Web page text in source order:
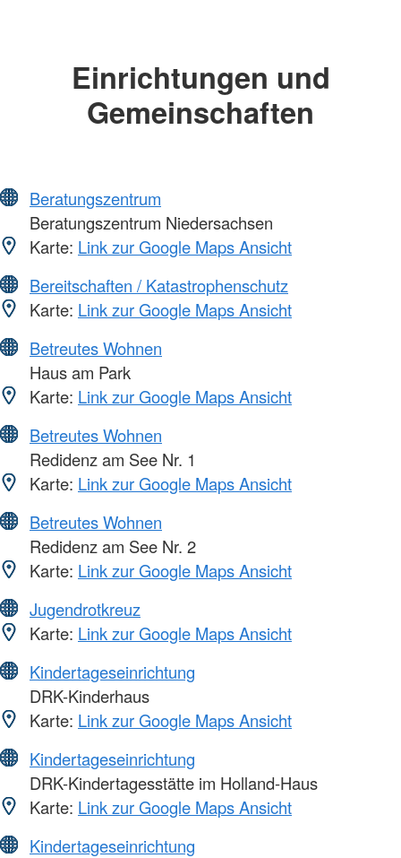
Einrichtungen und
Gemeinschaften
Beratungszentrum
Beratungszentrum Niedersachsen
Karte: Link zur Google Maps Ansicht
Bereitschaften / Katastrophenschutz
Karte: Link zur Google Maps Ansicht
Betreutes Wohnen
Haus am Park
Karte: Link zur Google Maps Ansicht
Betreutes Wohnen
Redidenz am See Nr. 1
Karte: Link zur Google Maps Ansicht
Betreutes Wohnen
Redidenz am See Nr. 2
Karte: Link zur Google Maps Ansicht
Jugendrotkreuz
Karte: Link zur Google Maps Ansicht
Kindertageseinrichtung
DRK-Kinderhaus
Karte: Link zur Google Maps Ansicht
Kindertageseinrichtung
DRK-Kindertagesstätte im Holland-Haus
Karte: Link zur Google Maps Ansicht
Kindertageseinrichtung